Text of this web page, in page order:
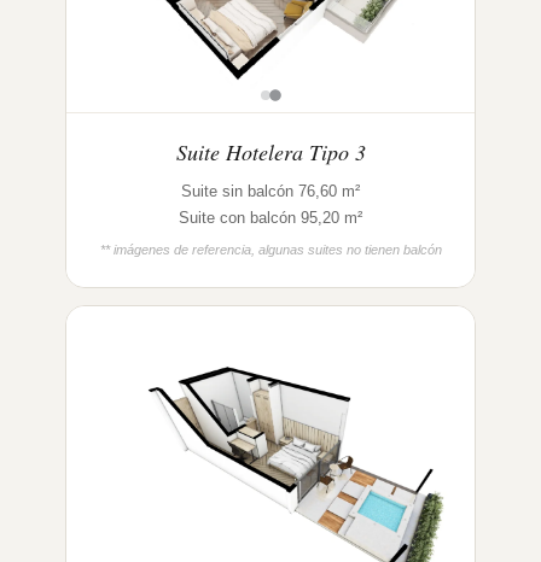
Suite Hotelera Tipo 3
Suite sin balcón 76,60 m²
Suite con balcón 95,20 m²
** imágenes de referencia, algunas suites no tienen balcón